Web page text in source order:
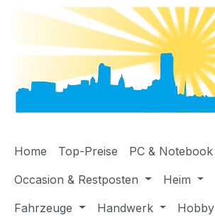
Hauptinhalt springen
Zur Suche springen
Zur Hauptnavigation springen
Home Top-Preise PC & Notebook
Occasion & Restposten
Heim
Fahrzeuge
Handwerk Hobby